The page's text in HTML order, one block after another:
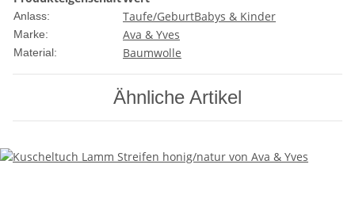
Anlass: Taufe/GeburtBabys & Kinder
Marke: Ava & Yves
Material: Baumwolle
Ähnliche Artikel